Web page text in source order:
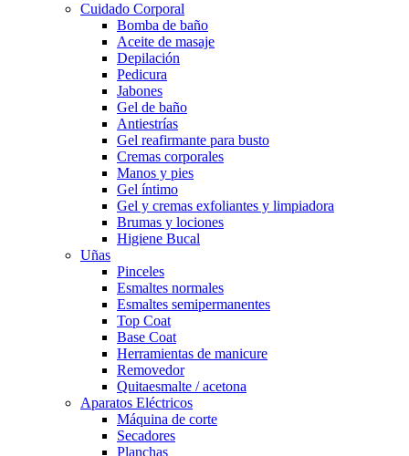
Cuidado Corporal
Bomba de baño
Aceite de masaje
Depilación
Pedicura
Jabones
Gel de baño
Antiestrías
Gel reafirmante para busto
Cremas corporales
Manos y pies
Gel íntimo
Gel y cremas exfoliantes y limpiadora
Brumas y lociones
Higiene Bucal
Uñas
Pinceles
Esmaltes normales
Esmaltes semipermanentes
Top Coat
Base Coat
Herramientas de manicure
Removedor
Quitaesmalte / acetona
Aparatos Eléctricos
Máquina de corte
Secadores
Planchas